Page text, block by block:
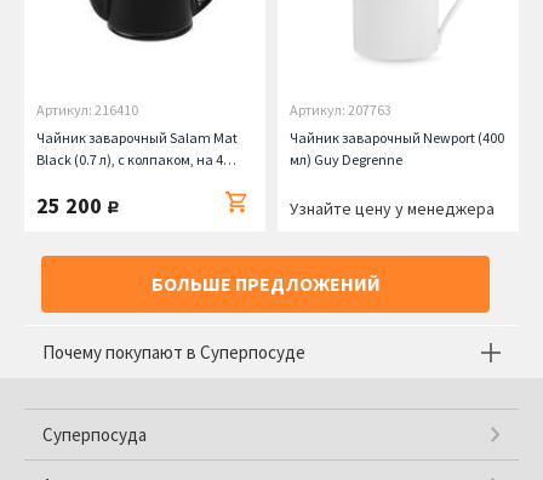
Артикул: 216410
Чайник заварочный Salam Mat
Black (0.7 л), с колпаком, на 4
25 200 руб.
Артикул: 207763
Чайник заварочный Newport (400
мл) Guy Degrenne
Узнайте цену у менеджера
БОЛЬШЕ ПРЕДЛОЖЕНИЙ
Почему покупают в Суперпосуде
Суперпосуда